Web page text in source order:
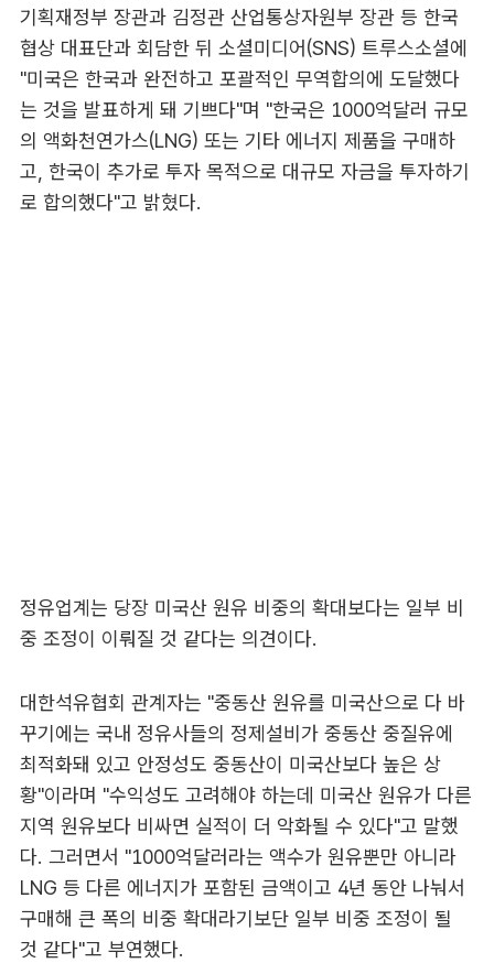
기획재정부 장관과 김정관 산업통상자원부 장관 등 한국
협상 대표단과 회담한 뒤 소셜미디어(SNS) 트루스소셜에
"미국은 한국과 완전하고 포괄적인 무역합의에 도달했다
는 것을 발표하게 돼 기쁘다"며 "한국은 1000억달러 규모
의 액화천연가스(LNG) 또는 기타 에너지 제품을 구매하
고, 한국이 추가로 투자 목적으로 대규모 자금을 투자하기
로 합의했다"고 밝혔다.
정유업계는 당장 미국산 원유 비중의 확대보다는 일부 비
중 조정이 이뤄질 것 같다는 의견이다.
대한석유협회 관계자는 "중동산 원유를 미국산으로 다 바
꾸기에는 국내 정유사들의 정제설비가 중동산 중질유에
최적화돼 있고 안정성도 중동산이 미국산보다 높은 상
황"이라며 "수익성도 고려해야 하는데 미국산 원유가 다른
지역 원유보다 비싸면 실적이 더 악화될 수 있다"고 말했
다. 그러면서 "1000억달러라는 액수가 원유뿐만 아니라
LNG 등 다른 에너지가 포함된 금액이고 4년 동안 나눠서
구매해 큰 폭의 비중 확대라기보단 일부 비중 조정이 될
것 같다"고 부연했다.